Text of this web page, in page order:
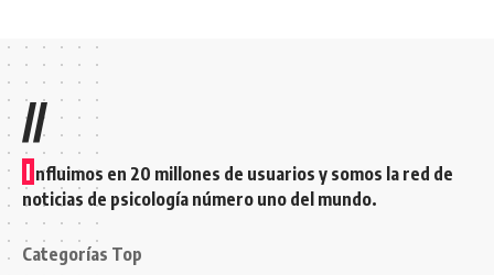
//
I nfluimos en 20 millones de usuarios y somos la red de
noticias de psicología número uno del mundo.
Categorías Top